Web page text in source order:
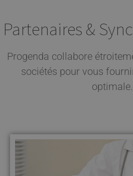
Partenaires &
Progenda collabore
sociétés pour vous
optimale.